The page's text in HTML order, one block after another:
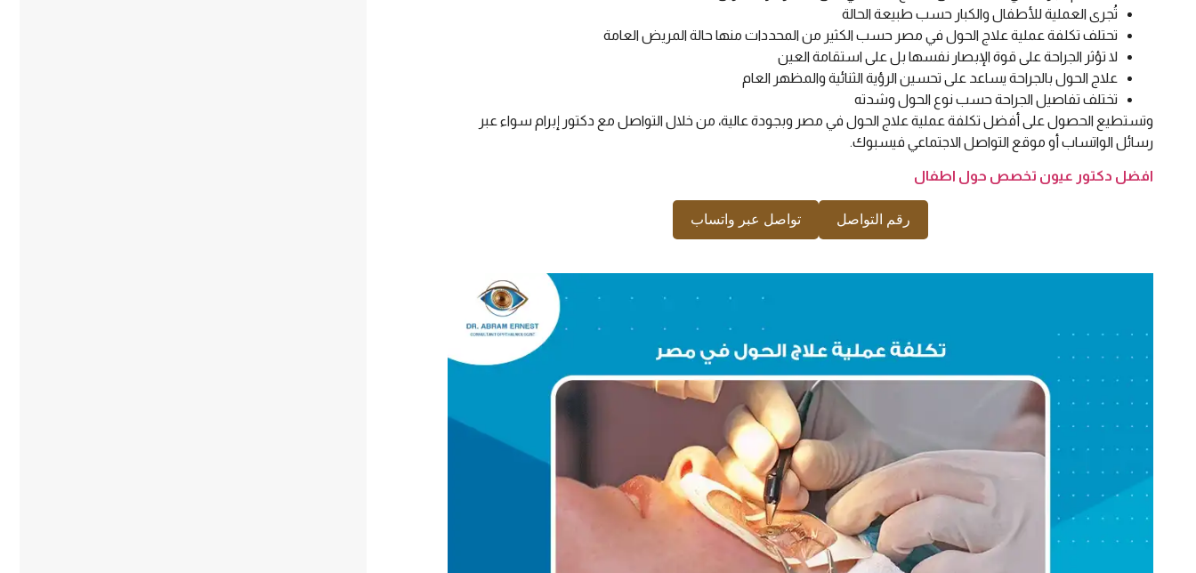
تُجرى العملية للأطفال والكبار حسب طبيعة الحالة
تحتلف تكلفة عملية علاج الحول في مصر حسب الكثير من المحددات منها حالة المريض العامة
لا تؤثر الجراحة على قوة الإبصار نفسها بل على استقامة العين
علاج الحول بالجراحة يساعد على تحسين الرؤية الثنائية والمظهر العام
تختلف تفاصيل الجراحة حسب نوع الحول وشدته
وتستطيع الحصول على أفضل تكلفة عملية علاج الحول في مصر وبجودة عالية، من خلال التواصل مع دكتور إبرام سواء عبر
رسائل الواتساب أو موقع التواصل الاجتماعي فيسبوك.
افضل دكتور عيون تخصص حول اطفال
رقم التواصل تواصل عبر واتساب